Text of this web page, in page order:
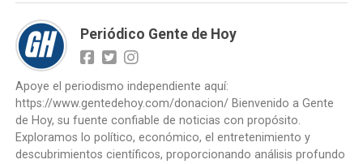
Periódico Gente de Hoy
Apoye el periodismo independiente aquí:
https://www.gentedehoy.com/donacion/ Bienvenido a Gente
de Hoy, su fuente confiable de noticias con propósito.
Exploramos lo político, económico, el entretenimiento y
descubrimientos científicos, proporcionando análisis profundo